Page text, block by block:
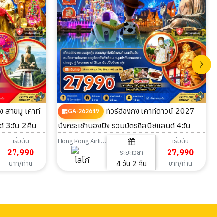
3วัน 2คืน
เริ่มต้น
27,990
บาท/ท่าน
GA-262649
ทัวร์ฮ่องกง เคาท์ดาวน์ 2027
นั่งกระเช้านองปิง รวมบัตรดิสนีย์แลนด์ 4วัน
2คืน
Hong Kong Airlines
ระยะเวลา
4 วัน 2 คืน
เริ่มต้น
27,990
บาท/ท่าน